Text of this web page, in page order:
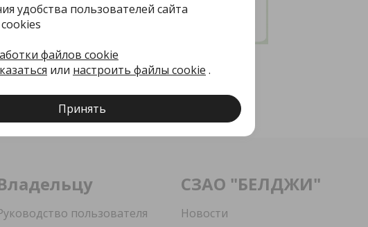
пользователя
СЗАО "БЕЛДЖИ"
Новости
удобства пользователей сайта
файлов cookie
или настроить файлы cookie .
Принять